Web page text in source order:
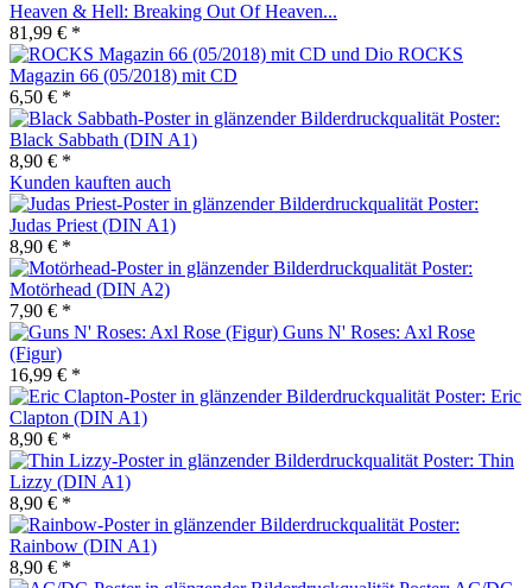
Heaven & Hell: Breaking Out Of Heaven...
81,99 € *
ROCKS
Magazin 66 (05/2018) mit CD
6,50 € *
Poster:
Black Sabbath (DIN A1)
8,90 € *
Kunden kauften auch
Poster:
Judas Priest (DIN A1)
8,90 € *
Poster:
Motörhead (DIN A2)
7,90 € *
Guns N' Roses: Axl Rose
(Figur)
16,99 € *
Poster: Eric
Clapton (DIN A1)
8,90 € *
Poster: Thin
Lizzy (DIN A1)
8,90 € *
Poster:
Rainbow (DIN A1)
8,90 € *